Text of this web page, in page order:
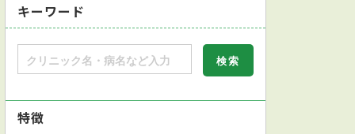
キーワード
特徴